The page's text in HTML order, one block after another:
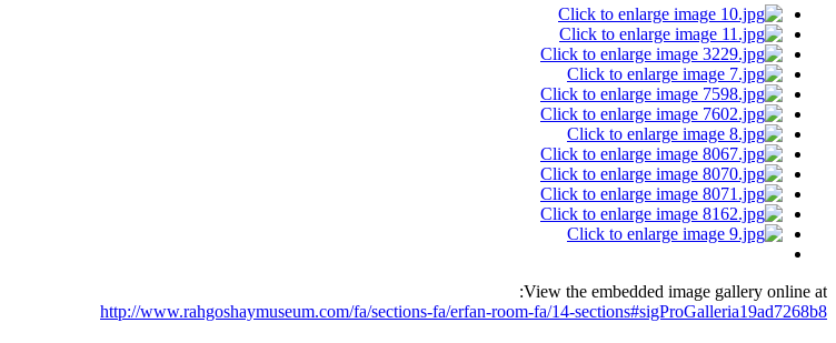
View the embedded image gallery online at:
http://www.rahgoshaymuseum.com/fa/sections-fa/erfan-room-fa/14-sections#sigProGalleria19ad7268b8